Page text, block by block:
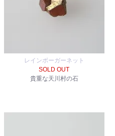
レインボーガーネット
SOLD OUT
貴重な天川村の石